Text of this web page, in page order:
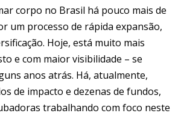
corpo no Brasil há pouco mais de
um processo de rápida expansão,
Hoje, está muito mais
e com maior visibilidade – se
anos atrás. Há, atualmente,
de impacto e dezenas de fundos,
trabalhando com foco neste